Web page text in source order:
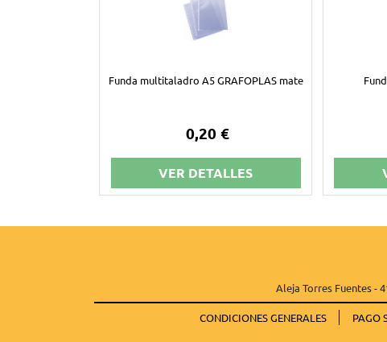
Funda multitaladro A5 GRAFOPLAS mate
0,20 €
VER DETALLES
Aleja Torres Fuentes -
CONDICIONES GENERALES PAGO